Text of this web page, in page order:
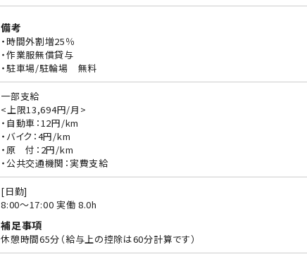
備考
・時間外割増25％
・作業服無償貸与
・駐車場/駐輪場 無料
一部支給
<上限13,694円/月>
・自動車：12円/km
・バイク：4円/km
・原 付：2円/km
・公共交通機関：実費支給
[日勤]
8:00〜17:00 実働 8.0h
補足事項
休憩時間65分（給与上の控除は60分計算です）